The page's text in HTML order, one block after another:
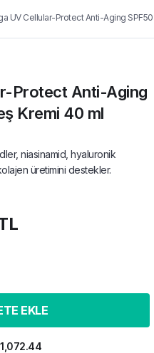
UV Cellular-Protect Anti-Aging
Protect Anti-Aging
Kremi 40 ml
niasinamid, hyaluronik
üretimini destekler.
EKLE